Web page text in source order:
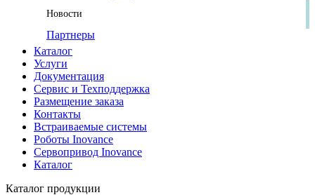
Новости
Партнеры
Каталог
Услуги
Документация
Сервис и Техподдержка
Размещение заказа
Контакты
Встраиваемые системы
Роботы Inovance
Сервопривод Inovance
Каталог
Каталог продукции